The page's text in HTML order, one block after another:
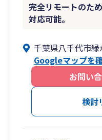
完全リモートのた
対応可能。
千葉県八千代市
Googleマップを
お問い
検討